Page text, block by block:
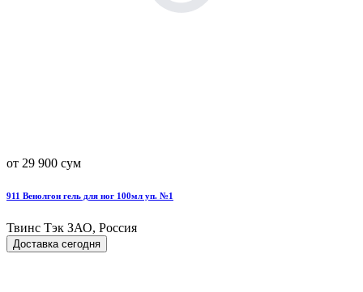
от 29 900 сум
911 Венолгон гель для ног 100мл уп. №1
Твинс Тэк ЗАО, Россия
Доставка сегодня